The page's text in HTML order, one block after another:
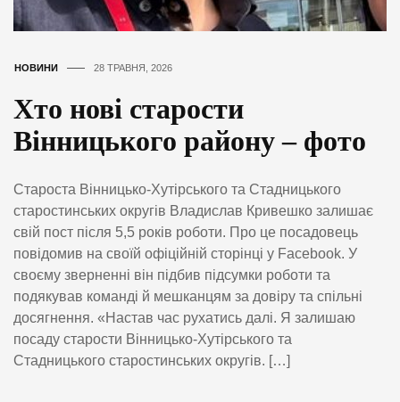
НОВИНИ 28 ТРАВНЯ, 2026
Хто нові старости
Вінницького району – фото
Староста Вінницько-Хутірського та Стадницького
старостинських округів Владислав Кривешко залишає
свій пост після 5,5 років роботи. Про це посадовець
повідомив на своїй офіційній сторінці у Facebook. У
своєму зверненні він підбив підсумки роботи та
подякував команді й мешканцям за довіру та спільні
досягнення. «Настав час рухатись далі. Я залишаю
посаду старости Вінницько-Хутірського та
Стадницького старостинських округів. […]